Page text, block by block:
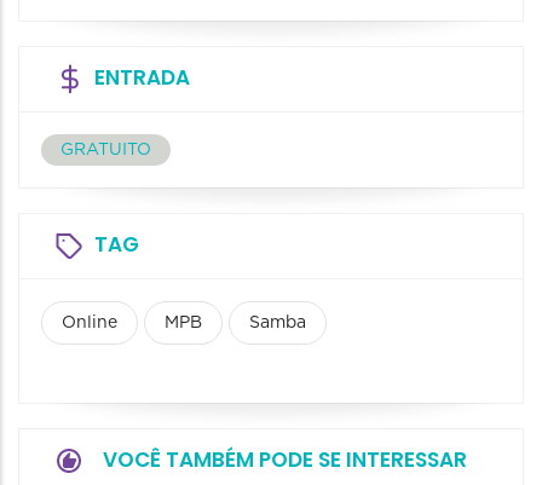
ENTRADA
GRATUITO
TAG
Online MPB Samba
VOCÊ TAMBÉM PODE SE INTERESSAR